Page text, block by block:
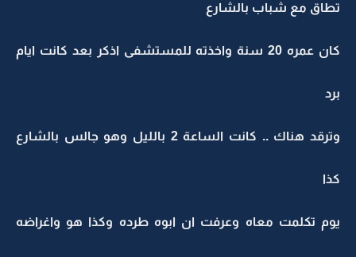
تطاق مع شباب بالشارع
كان عمره 20 سنة واخذته للمستشفى اذكر بعد كانت ايام
برد
وترقد هناك .. كانت الساعة 2 بالليل وهو جالس بالشارع
كذا
يوم تكلمت معاه وعرفت ان ابوه طرده وكذا هو واغراضه